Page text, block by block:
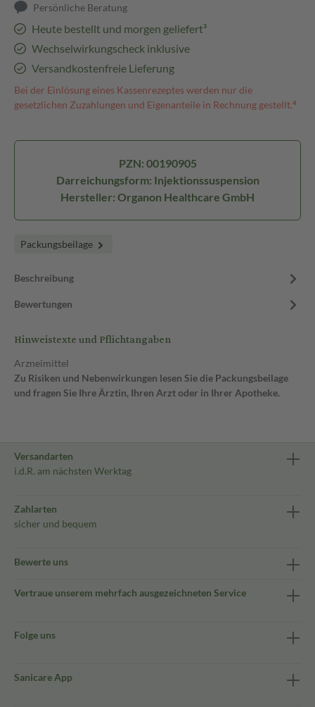
Persönliche Beratung
Heute bestellt und morgen geliefert³
Wechselwirkungscheck inklusive
Versandkostenfreie Lieferung
Bei der Einlösung eines Kassenrezeptes werden nur die
gesetzlichen Zuzahlungen und Eigenanteile in Rechnung gestellt.⁴
PZN: 00190905
Darreichungsform: Injektionssuspension
Hersteller: Organon Healthcare GmbH
Packungsbeilage
Beschreibung
Bewertungen
Hinweistexte und Pflichtangaben
Arzneimittel
Zu Risiken und Nebenwirkungen lesen Sie die Packungsbeilage
und fragen Sie Ihre Ärztin, Ihren Arzt oder in Ihrer Apotheke.
Versandarten
i.d.R. am nächsten Werktag
Zahlarten
sicher und bequem
Bewerte uns
Vertraue unserem mehrfach ausgezeichneten Service
Folge uns
Sanicare App